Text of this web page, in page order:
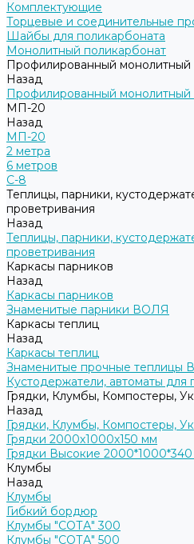
Комплектующие
Торцевые и соединительные
Шайбы для поликарбоната
Монолитный поликарбонат
Профилированный
Назад
Профилированный
МП-20
Назад
МП-20
2 метра
6 метров
С-8
Теплицы, парники,
проветривания
Назад
Теплицы, парники,
проветривания
Каркасы парников
Назад
Каркасы парников
Знаменитые парники ВОЛЯ
Каркасы теплиц
Назад
Каркасы теплиц
Знаменитые прочные теплицы
Кустодержатели, автоматы для
Грядки, Клумбы, Компостеры,
Назад
Грядки, Клумбы, Компостеры,
Грядки 2000х1000х150 мм
Грядки Высокие
Клумбы
Назад
Клумбы
Гибкий бордюр
Клумбы "СОТА" 300
Клумбы "СОТА" 500